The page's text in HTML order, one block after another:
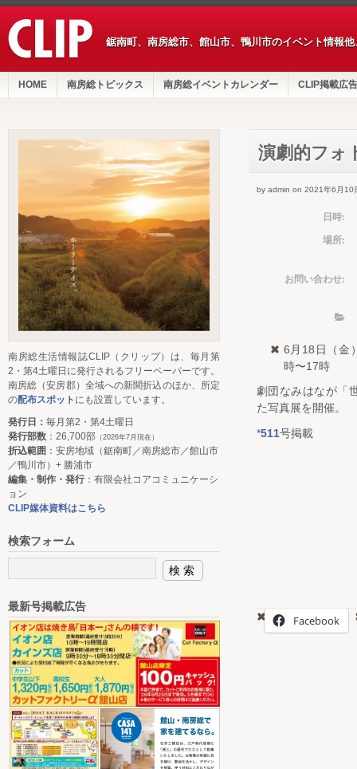
鋸南町、南房総市、館山市、鴨川市のイベント情報
HOME 南房総トピックス 南房総イベントカレンダー CLIP掲載広告
演劇的フォ
by admin on 2021年6月10
日時:
場所:
お問い合わせ:
6月18日（金
時〜17時
劇団なみはなが「
た写真展を開催。
*511号掲載
Facebook
南房総生活情報誌CLIP（クリップ）は、毎月第
2・第4土曜日に発行されるフリーペーパーです。
南房総（安房郡）全域への新聞折込のほか、所定
の配布スポット にも設置しています。
発行日： 毎月第2・第4土曜日
発行部数 ：26,700部 （2026年7月現在）
折込範囲 ：安房地域（鋸南町／南房総市／館山市
／鴨川市）+ 勝浦市
編集・制作・発行：有限会社コアコミュニケーシ
ョン
CLIP媒体資料はこちら
検索フォーム
最新号掲載広告